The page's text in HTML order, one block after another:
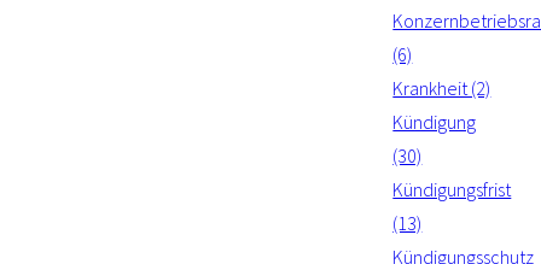
(6)
Krankheit (2)
Kündigung
(30)
Kündigungsfrist
(13)
Kündigungsschutz